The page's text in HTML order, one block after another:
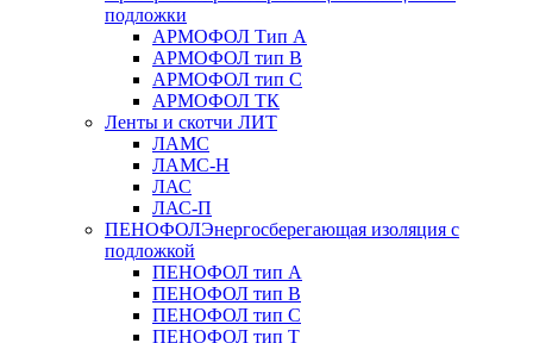
подложки
АРМОФОЛ Тип А
АРМОФОЛ тип В
АРМОФОЛ тип C
АРМОФОЛ ТК
Ленты и скотчи ЛИТ
ЛАМС
ЛАМС-Н
ЛАС
ЛАС-П
ПЕНОФОЛЭнергосберегающая изоляция с
подложкой
ПЕНОФОЛ тип А
ПЕНОФОЛ тип B
ПЕНОФОЛ тип C
ПЕНОФОЛ тип T